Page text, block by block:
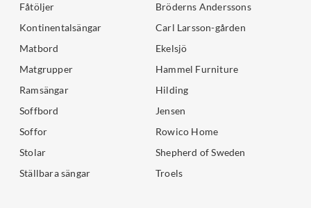
Fåtöljer
Kontinentalsängar
Matbord
Matgrupper
Ramsängar
Soffbord
Soffor
Stolar
Ställbara sängar
Bröderns Anderssons
Carl Larsson-gården
Ekelsjö
Hammel Furniture
Hilding
Jensen
Rowico Home
Shepherd of Sweden
Troels